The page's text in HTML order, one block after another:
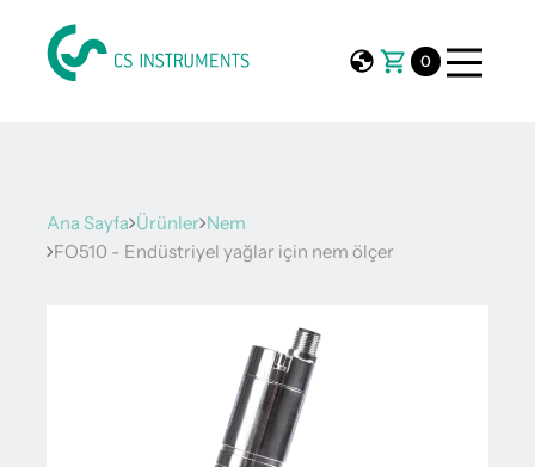
0
Ana Sayfa Ürünler Nem
FO510 - Endüstriyel yağlar için nem ölçer